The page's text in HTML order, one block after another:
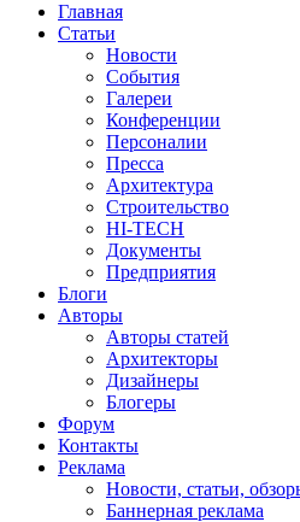
Главная
Статьи
Новости
События
Галереи
Конференции
Персоналии
Пресса
Архитектура
Строительство
HI-TECH
Документы
Предприятия
Блоги
Авторы
Авторы статей
Архитекторы
Дизайнеры
Блогеры
Форум
Контакты
Реклама
Новости, статьи,
Баннерная реклама